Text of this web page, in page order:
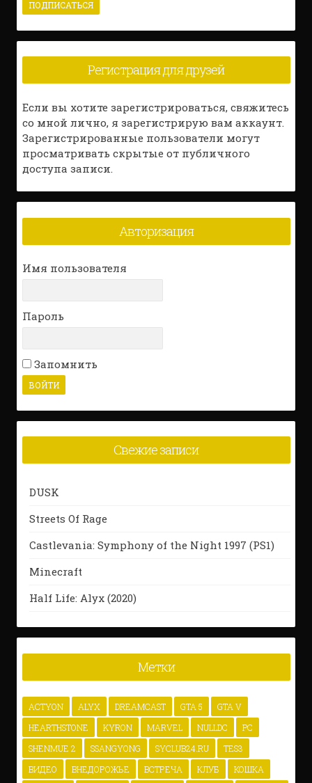
Регистрация для друзей
Если вы хотите зарегистрироваться, свяжитесь
со мной лично, я зарегистрирую вам аккаунт.
Зарегистрированные пользователи могут
просматривать скрытые от публичного
доступа записи.
Авторизация
Имя пользователя
Пароль
Запомнить
Свежие записи
DUSK
Streets Of Rage
Castlevania: Symphony of the Night 1997 (PS1)
Minecraft
Half Life: Alyx (2020)
Метки
ACTYON ALYX DREAMCAST GTA 5
GTA V
HEARTHSTONE
KYRON MARVEL NULLDC
PC
SHENMUE 2
SSANGYONG SYCLUB24.RU
TES3
ВИДЕО
ВНЕДОРОЖЬЕ ВСТРЕЧА КЛУБ КОШКА